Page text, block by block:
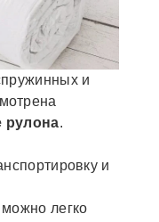
и
рулона.
и
легко